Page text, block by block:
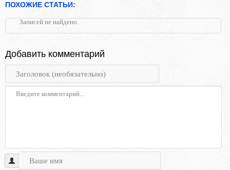
ПОХОЖИЕ СТАТЬИ:
Записей не найдено.
Добавить комментарий